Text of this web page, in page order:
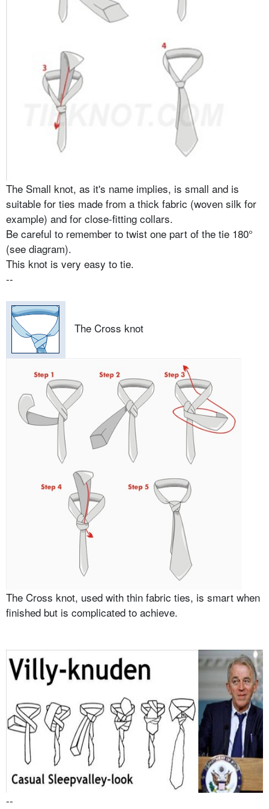
The Small knot, as it's name implies, is small and is
suitable for ties made from a thick fabric (woven silk for
example) and for close-fitting collars.
Be careful to remember to twist one part of the tie 180°
(see diagram).
This knot is very easy to tie.
--
The Cross knot
The Cross knot, used with thin fabric ties, is smart when
finished but is complicated to achieve.
--